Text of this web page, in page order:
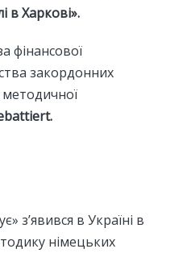
в Харкові».
фінансової
закордонних
з’явився в Україні в
німецьких